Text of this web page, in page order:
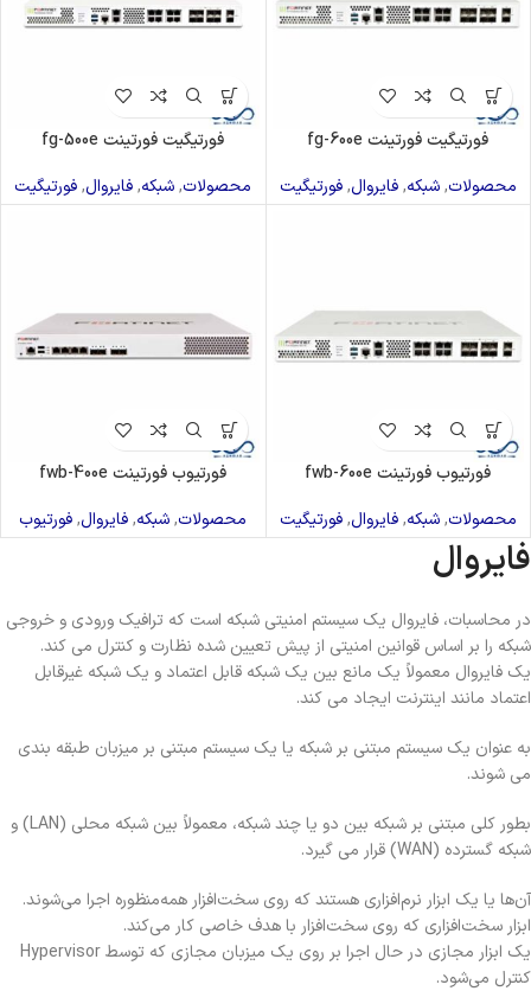
فورتیگیت فورتینت fg-600e
محصولات,شبکه,فایروال,فورتیگیت
فورتیگیت فورتینت fg-500e
محصولات,شبکه,فایروال,فورتیگیت
فورتیوب فورتینت fwb-600e
محصولات,شبکه,فایروال,فورتیگیت
فورتیوب فورتینت fwb-400e
محصولات,شبکه,فایروال,فورتیوب
فایروال
در محاسبات، فایروال یک سیستم امنیتی شبکه است که ترافیک ورودی و خروجی
شبکه را بر اساس قوانین امنیتی از پیش تعیین شده نظارت و کنترل می کند.
یک فایروال معمولاً یک مانع بین یک شبکه قابل اعتماد و یک شبکه غیرقابل
اعتماد مانند اینترنت ایجاد می کند.
به عنوان یک سیستم مبتنی بر شبکه یا یک سیستم مبتنی بر میزبان طبقه بندی
می شوند.
بطور کلی مبتنی بر شبکه بین دو یا چند شبکه، معمولاً بین شبکه محلی (LAN) و
شبکه گسترده (WAN) قرار می گیرد.
آن‌ها یا یک ابزار نرم‌افزاری هستند که روی سخت‌افزار همه‌منظوره اجرا می‌شوند.
ابزار سخت‌افزاری که روی سخت‌افزار با هدف خاصی کار می‌کند.
یک ابزار مجازی در حال اجرا بر روی یک میزبان مجازی که توسط Hypervisor
کنترل می‌شود.